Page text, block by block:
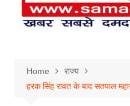
Home
राज्य
हरक सिंह रावत के बाद सतपाल